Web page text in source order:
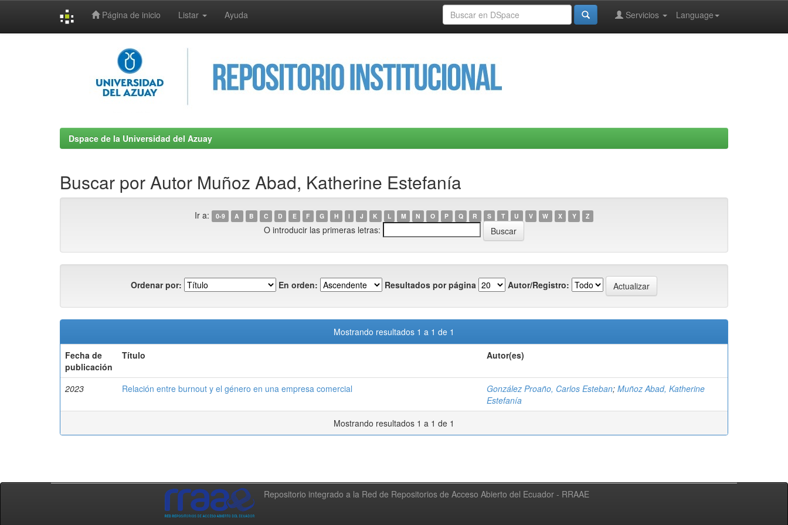
Página de inicio Listar Ayuda Language
Servicios
Dspace de la Universidad del Azuay
Buscar por Autor Muñoz Abad, Katherine Estefanía
Ir a: 0-9 A B C D E F G H I J K L M N O P Q R S T U V W X Y Z
O introducir las primeras letras:
Ordenar por: En orden: Resultados por página Autor/Registro:
Mostrando resultados 1 a 1 de 1
Fecha de
publicación
Título Autor(es)
2023 Relación entre burnout y el género en una empresa comercial González Proaño, Carlos Esteban; Muñoz Abad, Katherine
Estefanía
Mostrando resultados 1 a 1 de 1
Repositorio integrado a la Red de Repositorios de Acceso Abierto del Ecuador - RRAAE